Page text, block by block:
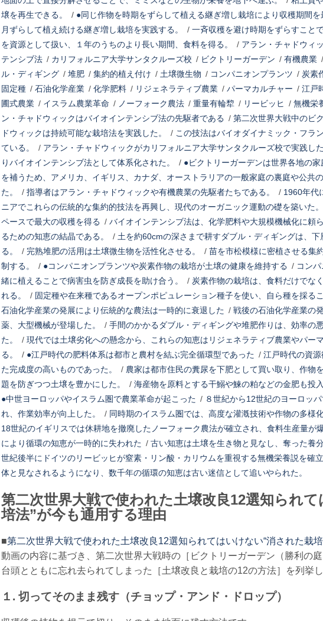
壌を再生できる。
/ ●同じ作物を時期をずらして植える継ぎ増し栽培により収穫期間を
月ずらして植え続ける継ぎ増し栽培を実践する。
/ 一斉収穫を避け時期をずらすこと
を資源として扱い、１年のうちのより長い期間、食料を得る。
/ アラン・チャドウィ
テンシブ法/ カリフォルニア大学サンタクルーズ校 / ビクトリーガーデン / 有機農業/
ル・ディギング/ 堆肥/ 集約的植え付け / 土壌微生物 / コンパニオンプランツ / 炭素
固定種/ 石油化学産業/ 化学肥料/ リジェネラティブ農業/ パーマカルチャー / 江戸
圃式農業/ イスラム農業革命 / ノーフォーク農法/ 重量有輪犂/ リービッヒ / 無機栄
ン・チャドウィックはバイオインテンシブ法の先駆者である / 第二次世界大戦中のビ
ドウィックは持続可能な栽培法を実践した。
/ この技法はバイオダイナミック・フラ
ている。
/ アラン・チャドウィックがカリフォルニア大学サンタクルーズ校で実践し
りバイオインテンシブ法として体系化された。
/ ●ビクトリーガーデンは世界各地の
を補うため、アメリカ、イギリス、カナダ、オーストラリアの一般家庭の裏庭や公共
た。
/ 指導者はアラン・チャドウィックや有機農業の先駆者たちである。 / 1960年代
ニアでこれらの伝統的な集約的技法を再興し、現代のオーガニック運動の礎を築いた。
ペースで最大の収穫を得る / バイオインテンシブ法は、化学肥料や大規模機械化に頼
るための知恵の結晶である。
/ 土を約60cmの深さまで耕すダブル・ディギングは、
る。
/ 完熟堆肥の活用は土壌微生物を活性化させる。 / 苗を市松模様に密植させる集
制する。
/ ●コンパニオンプランツや炭素作物の栽培が土壌の健康を維持する / コン
緒に植えることで病害虫を防ぎ成長を助け合う。
/ 炭素作物の栽培は、食料だけでな
れる。
/ 固定種や在来種であるオープンポピュレーション種子を使い、自ら種を採る
石油化学産業の発展により伝統的な農法は一時的に衰退した / 戦後の石油化学産業の
薬、大型機械が登場した。
/ 手間のかかるダブル・ディギングや堆肥作りは、効率の
た。
/ 現代では土壌劣化への懸念から、これらの知恵はリジェネラティブ農業やパー
る。
/ ●江戸時代の肥料体系は都市と農村を結ぶ完全循環型であった / 江戸時代の資
た完成度の高いものであった。
/ 農家は都市住民の糞尿を下肥として買い取り、作物
題を防ぎつつ土壌を豊かにした。
/ 海産物を原料とする干鰯や鰊の粕などの金肥も投
●中世ヨーロッパやイスラム圏で農業革命が起こった / ８世紀から12世紀のヨーロッ
れ、作業効率が向上した。
/ 同時期のイスラム圏では、高度な灌漑技術や作物の多様
18世紀のイギリスでは休耕地を撤廃したノーフォーク農法が確立され、食料生産量が
により循環の知恵が一時的に失われた / 古い知恵は土壌を生き物と見なし、奪った養
世紀後半にドイツのリービッヒが窒素・リン酸・カリウムを重視する無機栄養説を確立
体と見なされるようになり、数千年の循環の知恵は古い迷信として追いやられた。
第二次世界大戦で使われた土壌改良12選知られ
培法”が今も通用する理由
■第二次世界大戦で使われた土壌改良12選知られてはいけない“消された栽
動画の内容に基づき、第二次世界大戦時の［ビクトリーガーデン（勝利の
台頭とともに忘れ去られてしまった［土壌改良と栽培の12の方法］を列挙し
１. 切ってそのまま残す（チョップ・アンド・ドロップ）